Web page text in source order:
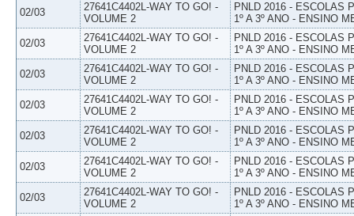
02/03
27641C4402L-WAY TO GO! -
VOLUME 2
PNLD 2016 - ESCOLAS
1º A 3º ANO - ENSINO
02/03
27641C4402L-WAY TO GO! -
VOLUME 2
PNLD 2016 - ESCOLAS
1º A 3º ANO - ENSINO
02/03
27641C4402L-WAY TO GO! -
VOLUME 2
PNLD 2016 - ESCOLAS
1º A 3º ANO - ENSINO
02/03
27641C4402L-WAY TO GO! -
VOLUME 2
PNLD 2016 - ESCOLAS
1º A 3º ANO - ENSINO
02/03
27641C4402L-WAY TO GO! -
VOLUME 2
PNLD 2016 - ESCOLAS
1º A 3º ANO - ENSINO
02/03
27641C4402L-WAY TO GO! -
VOLUME 2
PNLD 2016 - ESCOLAS
1º A 3º ANO - ENSINO
02/03
27641C4402L-WAY TO GO! -
VOLUME 2
PNLD 2016 - ESCOLAS
1º A 3º ANO - ENSINO